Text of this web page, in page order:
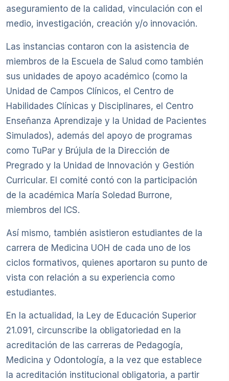
aseguramiento de la calidad, vinculación con el
medio, investigación, creación y/o innovación.
Las instancias contaron con la asistencia de
miembros de la Escuela de Salud como también
sus unidades de apoyo académico (como la
Unidad de Campos Clínicos, el Centro de
Habilidades Clínicas y Disciplinares, el Centro
Enseñanza Aprendizaje y la Unidad de Pacientes
Simulados), además del apoyo de programas
como TuPar y Brújula de la Dirección de
Pregrado y la Unidad de Innovación y Gestión
Curricular. El comité contó con la participación
de la académica María Soledad Burrone,
miembros del ICS.
Así mismo, también asistieron estudiantes de la
carrera de Medicina UOH de cada uno de los
ciclos formativos, quienes aportaron su punto de
vista con relación a su experiencia como
estudiantes.
En la actualidad, la Ley de Educación Superior
21.091, circunscribe la obligatoriedad en la
acreditación de las carreras de Pedagogía,
Medicina y Odontología, a la vez que establece
la acreditación institucional obligatoria, a partir